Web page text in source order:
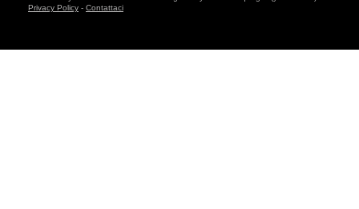
Privacy Policy - Contattaci